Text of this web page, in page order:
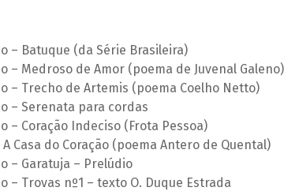
– Batuque (da Série Brasileira)
– Medroso de Amor (poema de Juvenal Galeno)
– Trecho de Artemis (poema Coelho Netto)
– Serenata para cordas
– Coração Indeciso (Frota Pessoa)
A Casa do Coração (poema Antero de Quental)
– Garatuja – Prelúdio
– Trovas nº1 – texto O. Duque Estrada